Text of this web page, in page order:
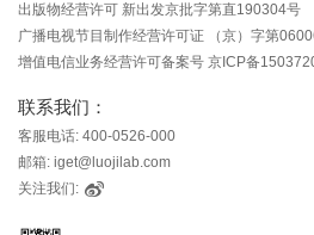
出版物经营许可 新出发京批字第直190304号
广播电视节目制作经营许可证 （京）字第
增值电信业务经营许可备案号 京ICP备
联系我们：
客服电话: 400-0526-000
邮箱: iget@luojilab.com
关注我们: